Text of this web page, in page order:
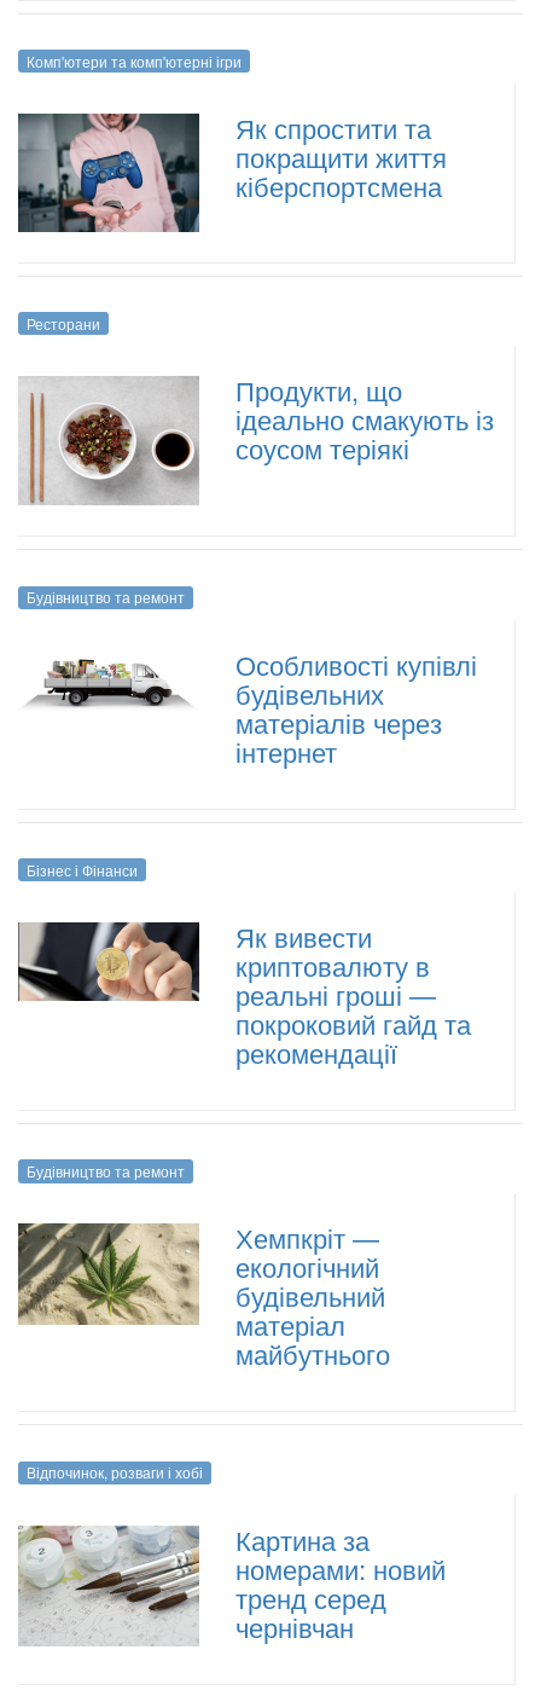
Комп'ютери та комп'ютерні ігри
Як спростити та
покращити життя
кіберспортсмена
Ресторани
Продукти, що
ідеально смакують із
соусом теріякі
Будівництво та ремонт
Особливості купівлі
будівельних
матеріалів через
інтернет
Бізнес і Фінанси
Як вивести
криптовалюту в
реальні гроші —
покроковий гайд та
рекомендації
Будівництво та ремонт
Хемпкріт —
екологічний
будівельний
матеріал
майбутнього
Відпочинок, розваги і хобі
Картина за
номерами: новий
тренд серед
чернівчан